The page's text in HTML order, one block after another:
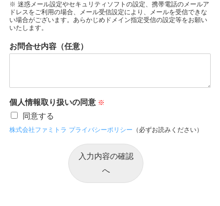
※ 迷惑メール設定やセキュリティソフトの設定、携帯電話のメールア
ドレスをご利用の場合、メール受信設定により、メールを受信できな
い場合がございます。あらかじめドメイン指定受信の設定等をお願い
いたします。
お問合せ内容（任意）
個人情報取り扱いの同意
同意する
株式会社ファミトラ プライバシーポリシー （必ずお読みください）
入力内容の確認
へ